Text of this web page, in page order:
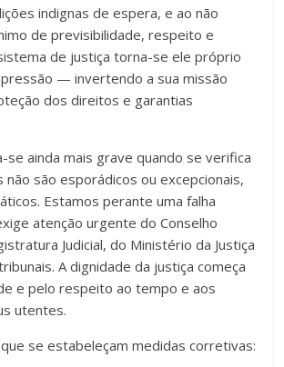
indignas de espera, e ao não
de previsibilidade, respeito e
de justiça torna-se ele próprio
— invertendo a sua missão
dos direitos e garantias
se ainda mais grave quando se verifica
são esporádicos ou excepcionais,
Estamos perante uma falha
atenção urgente do Conselho
Judicial, do Ministério da Justiça
A dignidade da justiça começa
e pelo respeito ao tempo e aos
utentes.
se estabeleçam medidas corretivas: